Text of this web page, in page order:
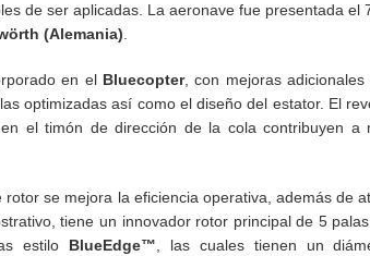
de ser aplicadas. La aeronave fue presentada el
(Alemania).
en el Bluecopter, con mejoras
optimizadas así como el diseño del estator. El
el timón de dirección de la cola contribuyen a
se mejora la eficiencia operativa, además de
tiene un innovador rotor principal de 5
estilo BlueEdge™, las cuales tienen un